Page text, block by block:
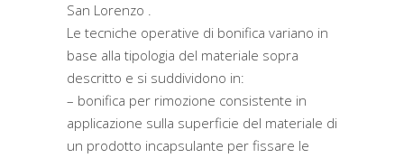
San Lorenzo .
Le tecniche operative di bonifica variano in
base alla tipologia del materiale sopra
descritto e si suddividono in:
– bonifica per rimozione consistente in
applicazione sulla superficie del materiale di
un prodotto incapsulante per fissare le